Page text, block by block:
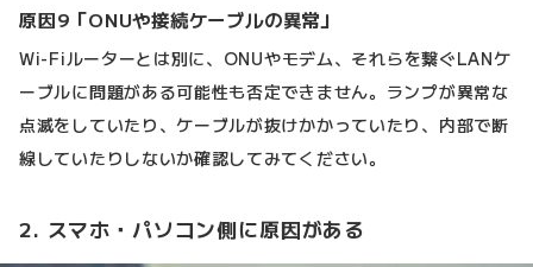
原因9「ONUや接続ケーブルの異常」
Wi-Fiルーターとは別に、ONUやモデム、それらを繋ぐLANケ
ーブルに問題がある可能性も否定できません。ランプが異常な
点滅をしていたり、ケーブルが抜けかかっていたり、内部で断
線していたりしないか確認してみてください。
2. スマホ・パソコン側に原因がある